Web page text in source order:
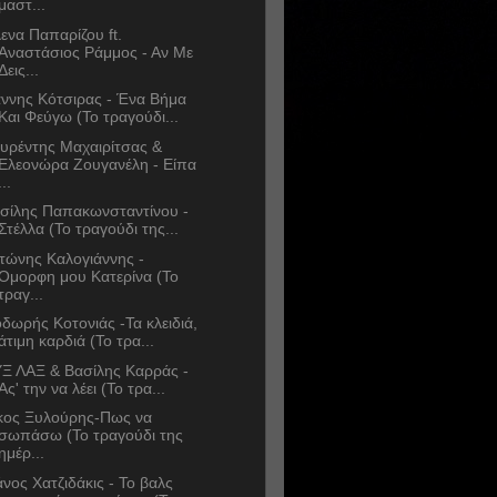
Παπαρίζου ft.
Ράμμος - Αν Με
Κότσιρας - Ένα Βήμα
Φεύγω (Το τραγούδι...
Μαχαιρίτσας &
Ζουγανέλη - Είπα
Παπακωνσταντίνου -
(Το τραγούδι της...
Καλογιάννης -
μου Κατερίνα (Το
Κοτονιάς -Τα κλειδιά,
καρδιά (Το τρα...
ΛΑΞ & Βασίλης Καρράς -
την να λέει (Το τρα...
Ξυλούρης-Πως να
(Το τραγούδι της
Χατζιδάκις - Το βαλς